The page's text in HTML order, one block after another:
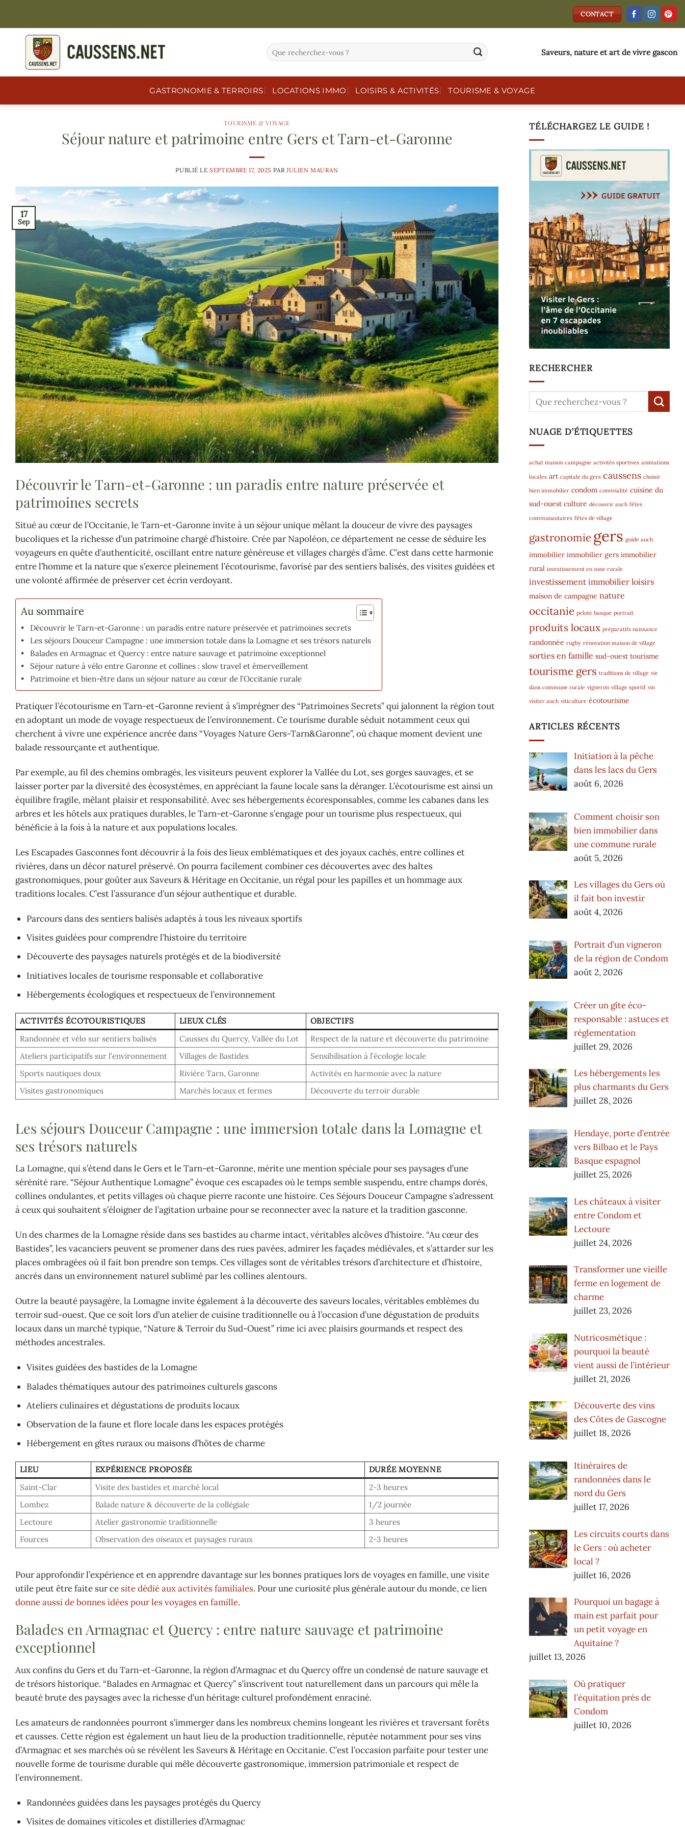
contenu
CONTACT
Saveurs, nature et art de vivre gascon
GASTRONOMIE & TERROIRS LOCATIONS IMMO LOISIRS & ACTIVITÉS TOURISME & VOYAGE
TOURISME & VOYAGE
Séjour nature et patrimoine entre Gers et Tarn-et-Garonne
PUBLIÉ LESEPTEMBRE 17, 2025 PAR JULIEN MAURAN
17
Sep
Découvrir le Tarn-et-Garonne : un paradis entre nature préservée et
patrimoines secrets
Situé au cœur de l’Occitanie, le Tarn-et-Garonne invite à un séjour unique mêlant la douceur de vivre des paysages
bucoliques et la richesse d’un patrimoine chargé d’histoire. Crée par Napoléon, ce département ne cesse de séduire les
voyageurs en quête d’authenticité, oscillant entre nature généreuse et villages chargés d’âme. C’est dans cette harmonie
entre l’homme et la nature que s’exerce pleinement l’écotourisme, favorisé par des sentiers balisés, des visites guidées et
une volonté affirmée de préserver cet écrin verdoyant.
Au sommaire
Découvrir le Tarn-et-Garonne : un paradis entre nature préservée et patrimoines secrets
Les séjours Douceur Campagne : une immersion totale dans la Lomagne et ses trésors naturels
Balades en Armagnac et Quercy : entre nature sauvage et patrimoine exceptionnel
Séjour nature à vélo entre Garonne et collines : slow travel et émerveillement
Patrimoine et bien-être dans un séjour nature au cœur de l’Occitanie rurale
Pratiquer l’écotourisme en Tarn-et-Garonne revient à s’imprégner des “Patrimoines Secrets” qui jalonnent la région tout
en adoptant un mode de voyage respectueux de l’environnement. Ce tourisme durable séduit notamment ceux qui
cherchent à vivre une expérience ancrée dans “Voyages Nature Gers-Tarn&Garonne”, où chaque moment devient une
balade ressourçante et authentique.
Par exemple, au fil des chemins ombragés, les visiteurs peuvent explorer la Vallée du Lot, ses gorges sauvages, et se
laisser porter par la diversité des écosystèmes, en appréciant la faune locale sans la déranger. L’écotourisme est ainsi un
équilibre fragile, mêlant plaisir et responsabilité. Avec ses hébergements écoresponsables, comme les cabanes dans les
arbres et les hôtels aux pratiques durables, le Tarn-et-Garonne s’engage pour un tourisme plus respectueux, qui
bénéficie à la fois à la nature et aux populations locales.
Les Escapades Gasconnes font découvrir à la fois des lieux emblématiques et des joyaux cachés, entre collines et
rivières, dans un décor naturel préservé. On pourra facilement combiner ces découvertes avec des haltes
gastronomiques, pour goûter aux Saveurs & Héritage en Occitanie, un régal pour les papilles et un hommage aux
traditions locales. C’est l’assurance d’un séjour authentique et durable.
Parcours dans des sentiers balisés adaptés à tous les niveaux sportifs
Visites guidées pour comprendre l’histoire du territoire
Découverte des paysages naturels protégés et de la biodiversité
Initiatives locales de tourisme responsable et collaborative
Hébergements écologiques et respectueux de l’environnement
ACTIVITÉS ÉCOTOURISTIQUES LIEUX CLÉS
OBJECTIFS
Randonnée et vélo sur sentiers balisés
Causses du Quercy, Vallée du Lot
Respect de la nature et découverte du patrimoine
Ateliers participatifs sur l’environnement
Villages de Bastides
Sensibilisation à l’écologie locale
Sports nautiques doux
Rivière Tarn, Garonne
Activités en harmonie avec la nature
Visites gastronomiques
Marchés locaux et fermes Découverte du terroir durable
Les séjours Douceur Campagne : une immersion totale dans la Lomagne et
ses trésors naturels
La Lomagne, qui s’étend dans le Gers et le Tarn-et-Garonne, mérite une mention spéciale pour ses paysages d’une
sérénité rare. “Séjour Authentique Lomagne” évoque ces escapades où le temps semble suspendu, entre champs dorés,
collines ondulantes, et petits villages où chaque pierre raconte une histoire. Ces Séjours Douceur Campagne s’adressent
à ceux qui souhaitent s’éloigner de l’agitation urbaine pour se reconnecter avec la nature et la tradition gasconne.
Un des charmes de la Lomagne réside dans ses bastides au charme intact, véritables alcôves d’histoire. “Au cœur des
Bastides”, les vacanciers peuvent se promener dans des rues pavées, admirer les façades médiévales, et s’attarder sur les
places ombragées où il fait bon prendre son temps. Ces villages sont de véritables trésors d’architecture et d’histoire,
ancrés dans un environnement naturel sublimé par les collines alentours.
Outre la beauté paysagère, la Lomagne invite également à la découverte des saveurs locales, véritables emblèmes du
terroir sud-ouest. Que ce soit lors d’un atelier de cuisine traditionnelle ou à l’occasion d’une dégustation de produits
locaux dans un marché typique, “Nature & Terroir du Sud-Ouest” rime ici avec plaisirs gourmands et respect des
méthodes ancestrales.
Visites guidées des bastides de la Lomagne
Balades thématiques autour des patrimoines culturels gascons
Ateliers culinaires et dégustations de produits locaux
Observation de la faune et flore locale dans les espaces protégés
Hébergement en gîtes ruraux ou maisons d’hôtes de charme
LIEU EXPÉRIENCE PROPOSÉE
DURÉE MOYENNE
Saint-Clar
Visite des bastides et marché local
2-3 heures
Lombez
Balade nature & découverte de la collégiale
1/2 journée
Lectoure
Atelier gastronomie traditionnelle
3 heures
Fources
Observation des oiseaux et paysages ruraux 2-3 heures
Pour approfondir l’expérience et en apprendre davantage sur les bonnes pratiques lors de voyages en famille, une visite
utile peut être faite sur ce site dédié aux activités familiales. Pour une curiosité plus générale autour du monde, ce lien
donne aussi de bonnes idées pour les voyages en famille.
Balades en Armagnac et Quercy : entre nature sauvage et patrimoine
exceptionnel
Aux confins du Gers et du Tarn-et-Garonne, la région d’Armagnac et du Quercy offre un condensé de nature sauvage et
de trésors historique. “Balades en Armagnac et Quercy” s’inscrivent tout naturellement dans un parcours qui mêle la
beauté brute des paysages avec la richesse d’un héritage culturel profondément enraciné.
Les amateurs de randonnées pourront s’immerger dans les nombreux chemins longeant les rivières et traversant forêts
et causses. Cette région est également un haut lieu de la production traditionnelle, réputée notamment pour ses vins
d’Armagnac et ses marchés où se révèlent les Saveurs & Héritage en Occitanie. C’est l’occasion parfaite pour tester une
nouvelle forme de tourisme durable qui mêle découverte gastronomique, immersion patrimoniale et respect de
l’environnement.
Randonnées guidées dans les paysages protégés du Quercy
Visites de domaines viticoles et distilleries d’Armagnac
TÉLÉCHARGEZ LE GUIDE !
RECHERCHER
NUAGE D’ÉTIQUETTES
achat maison campagne activités sportives animations
locales art capitale du gers caussens choisir
bien immobilier condom convivialité cuisine du
sud-ouest culture découvrir auch fêtes
communautaires fêtes de village
gastronomiegers guide auch
immobilier immobilier gers immobilier
rural investissement en zone rurale
investissement immobilier loisirs
maison de campagne nature
occitanie pelote basque portrait
produits locaux préparatifs naissance
randonnée rugby rénovation maison de village
sorties en famille sud-ouest tourisme
tourisme gers traditions de village vie
dans commune rurale vigneron village sportif vin
visiter auch viticulture écotourisme
ARTICLES RÉCENTS
Initiation à la pêche
dans les lacs du Gers
août 6, 2026
Comment choisir son
bien immobilier dans
une commune rurale
août 5, 2026
Les villages du Gers où
il fait bon investir
août 4, 2026
Portrait d’un vigneron
de la région de Condom
août 2, 2026
Créer un gîte éco-
responsable : astuces et
réglementation
juillet 29, 2026
Les hébergements les
plus charmants du Gers
juillet 28, 2026
Hendaye, porte d’entrée
vers Bilbao et le Pays
Basque espagnol
juillet 25, 2026
Les châteaux à visiter
entre Condom et
Lectoure
juillet 24, 2026
Transformer une vieille
ferme en logement de
charme
juillet 23, 2026
Nutricosmétique :
pourquoi la beauté
vient aussi de l’intérieur
juillet 21, 2026
Découverte des vins
des Côtes de Gascogne
juillet 18, 2026
Itinéraires de
randonnées dans le
nord du Gers
juillet 17, 2026
Les circuits courts dans
le Gers : où acheter
local ?
juillet 16, 2026
Pourquoi un bagage à
main est parfait pour
un petit voyage en
Aquitaine ?
juillet 13, 2026
Où pratiquer
l’équitation près de
Condom
juillet 10, 2026